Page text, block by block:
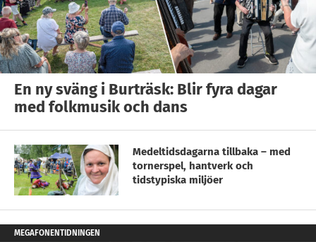
En ny sväng i Burträsk: Blir fyra dagar
med folkmusik och dans
Medeltidsdagarna tillbaka – med
tornerspel, hantverk och
tidstypiska miljöer
MEGAFONENTIDNINGEN